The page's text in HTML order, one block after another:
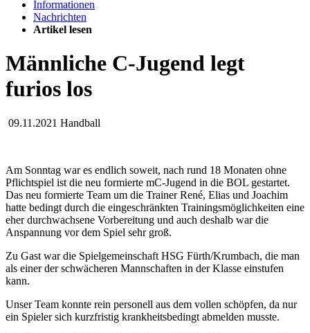
Informationen
Nachrichten
Artikel lesen
Männliche C-Jugend legt
furios los
09.11.2021 Handball
Am Sonntag war es endlich soweit, nach rund 18 Monaten ohne
Pflichtspiel ist die neu formierte mC-Jugend in die BOL gestartet.
Das neu formierte Team um die Trainer René, Elias und Joachim
hatte bedingt durch die eingeschränkten Trainingsmöglichkeiten eine
eher durchwachsene Vorbereitung und auch deshalb war die
Anspannung vor dem Spiel sehr groß.
Zu Gast war die Spielgemeinschaft HSG Fürth/Krumbach, die man
als einer der schwächeren Mannschaften in der Klasse einstufen
kann.
Unser Team konnte rein personell aus dem vollen schöpfen, da nur
ein Spieler sich kurzfristig krankheitsbedingt abmelden musste.